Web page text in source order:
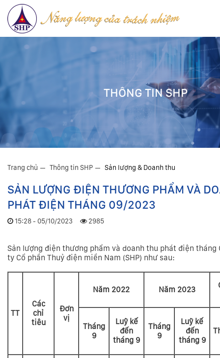
THÔNG TIN SHP
Trang chủ Thông tin SHP Sản lượng & Doanh thu
SẢN LƯỢNG ĐIỆN THƯƠNG PHẨM VÀ
PHÁT ĐIỆN THÁNG 09/2023
15:28 - 05/10/2023 2985
Sản lượng điện thương phẩm và doanh thu phát điện tháng
ty Cổ phần Thuỷ điện miền Nam (SHP) như sau:
TT
Các
chỉ
tiêu
Đơn
vị
Năm 2022 Năm 2023
Tháng
9
Luỹ kế
đến
tháng 9
Tháng
9
Luỹ kế
đến
tháng 9